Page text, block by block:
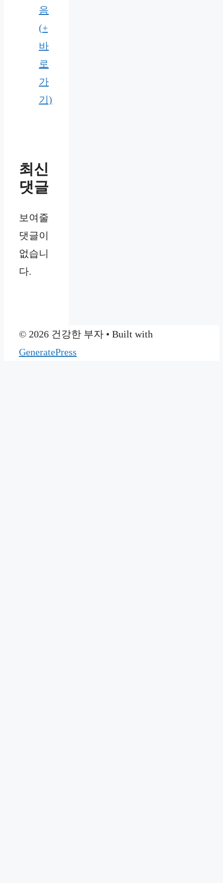
음
(+
바
로
가
기)
최신
댓글
보여줄
댓글이
없습니
다.
© 2026 건강한 부자 • Built with
GeneratePress